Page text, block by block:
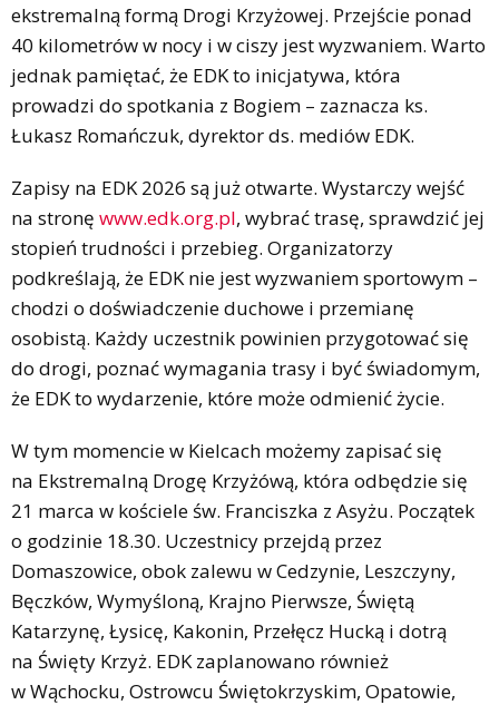
ekstremalną formą Drogi Krzyżowej. Przejście ponad
40 kilometrów w nocy i w ciszy jest wyzwaniem. Warto
jednak pamiętać, że EDK to inicjatywa, która
prowadzi do spotkania z Bogiem – zaznacza ks.
Łukasz Romańczuk, dyrektor ds. mediów EDK.
Zapisy na EDK 2026 są już otwarte. Wystarczy wejść
na stronę www.edk.org.pl, wybrać trasę, sprawdzić jej
stopień trudności i przebieg. Organizatorzy
podkreślają, że EDK nie jest wyzwaniem sportowym –
chodzi o doświadczenie duchowe i przemianę
osobistą. Każdy uczestnik powinien przygotować się
do drogi, poznać wymagania trasy i być świadomym,
że EDK to wydarzenie, które może odmienić życie.
W tym momencie w Kielcach możemy zapisać się
na Ekstremalną Drogę Krzyżówą, która odbędzie się
21 marca w kościele św. Franciszka z Asyżu. Początek
o godzinie 18.30. Uczestnicy przejdą przez
Domaszowice, obok zalewu w Cedzynie, Leszczyny,
Bęczków, Wymyśloną, Krajno Pierwsze, Świętą
Katarzynę, Łysicę, Kakonin, Przełęcz Hucką i dotrą
na Święty Krzyż. EDK zaplanowano również
w Wąchocku, Ostrowcu Świętokrzyskim, Opatowie,